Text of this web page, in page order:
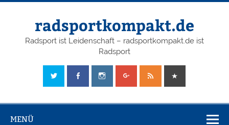
radsportkompakt.de
Radsport ist Leidenschaft – radsportkompakt.de ist
Radsport
MENÜ